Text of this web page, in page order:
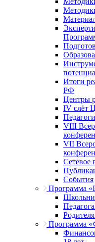
Итоги
РФ
Центры
IV слёт
VIII
VII
Сетевое
События
Программа
Программа